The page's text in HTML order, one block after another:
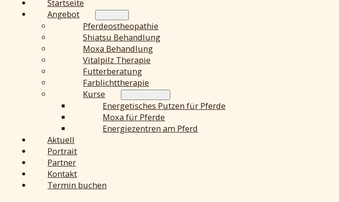
Startseite
Angebot
Pferdeostheopathie
Shiatsu Behandlung
Moxa Behandlung
Vitalpilz Therapie
Futterberatung
Farblichttherapie
Kurse
Energetisches Putzen für Pferde
Moxa für Pferde
Energiezentren am Pferd
Aktuell
Portrait
Partner
Kontakt
Termin buchen